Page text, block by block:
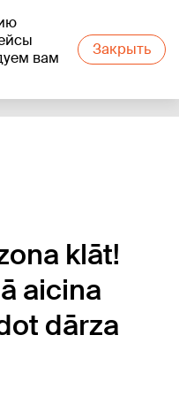
вам
Закрыть
klāt!
aicina
dārza